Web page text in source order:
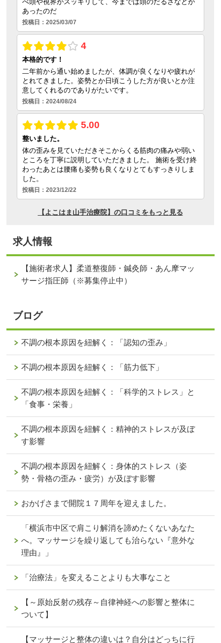
求人情報
【施術者求人】柔道整復師・鍼灸師・あん摩マッ
サージ指圧師（※募集停止中）
ブログ
不調の根本原因を紐解く：「認知の歪み」
不調の根本原因を紐解く：「筋力低下」
不調の根本原因を紐解く：「科学的ストレス」と
「食事・栄養」
不調の根本原因を紐解く：精神的ストレスが及ぼ
す影響
不調の根本原因を紐解く：身体的ストレス（姿
勢・骨格の歪み・疲労）が及ぼす影響
おかげさまで開院１７周年を迎えました。
「横浜市中区で肩こり解消を諦めたくないあなた
へ。マッサージを繰り返しても治らない『意外な
理由』」
「治療法」を変えることよりも大事なこと
【～原始反射の残存～自律神経への影響と整体に
ついて】
【マッサージと整体の違いは？自分はどっちに行